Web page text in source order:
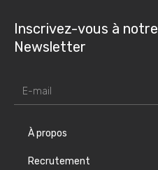
Inscrivez-vous à notre
Newsletter
À propos
Recrutement